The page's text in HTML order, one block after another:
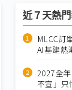
近７天熱
MLCC訂
AI基建熱
2027全
不宣」只